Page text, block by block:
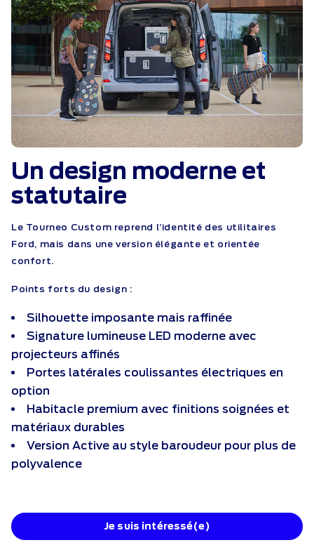
Un design moderne et
statutaire
Le Tourneo Custom reprend l’identité des utilitaires
Ford, mais dans une version élégante et orientée
confort.
Points forts du design :
Silhouette imposante mais raffinée
Signature lumineuse LED moderne avec
projecteurs affinés
Portes latérales coulissantes électriques en
option
Habitacle premium avec finitions soignées et
matériaux durables
Version Active au style baroudeur pour plus de
polyvalence
Je suis intéressé(e)